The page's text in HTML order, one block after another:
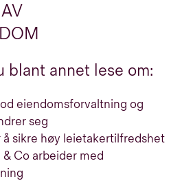
blant annet lese om:
eiendomsforvaltning og
seg
sikre høy leietakertilfredshet
Co arbeider med